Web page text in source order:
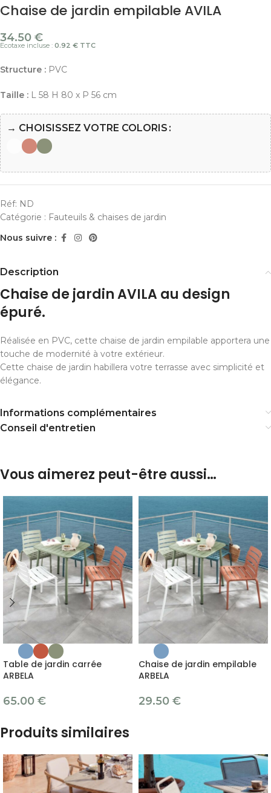
Chaise de jardin empilable AVILA
34.50 €
Ecotaxe incluse : 0.92 € TTC
Structure : PVC
Taille : L 58 H 80 x P 56 cm
→ CHOISISSEZ VOTRE COLORIS
Réf: ND
Catégorie : Fauteuils & chaises de jardin
Nous suivre :
Description
Chaise de jardin AVILA au design
épuré.
Réalisée en PVC, cette chaise de jardin empilable apportera une
touche de modernité à votre extérieur.
Cette chaise de jardin habillera votre terrasse avec simplicité et
élégance.
Informations complémentaires
Conseil d'entretien
Vous aimerez peut-être aussi…
Table de jardin carrée
ARBELA
65.00 €
Chaise de jardin empilable
ARBELA
29.50 €
Produits similaires